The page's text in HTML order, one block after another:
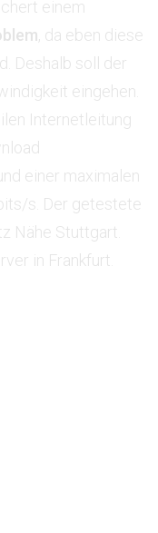
einem
, da eben diese
Deshalb soll der
eingehen.
Internetleitung
einer maximalen
s. Der getestete
Nähe Stuttgart.
in Frankfurt.